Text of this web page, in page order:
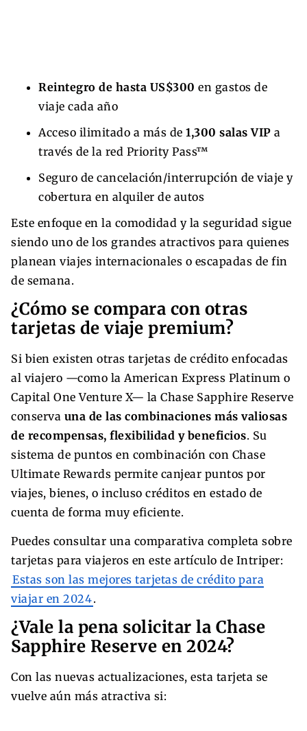
Reintegro de hasta US$300 en gastos de
viaje cada año
Acceso ilimitado a más de 1,300 salas VIP a
través de la red Priority Pass™
Seguro de cancelación/interrupción de viaje y
cobertura en alquiler de autos
Este enfoque en la comodidad y la seguridad sigue
siendo uno de los grandes atractivos para quienes
planean viajes internacionales o escapadas de fin
de semana.
¿Cómo se compara con otras
tarjetas de viaje premium?
Si bien existen otras tarjetas de crédito enfocadas
al viajero —como la American Express Platinum o
Capital One Venture X— la Chase Sapphire Reserve
conserva una de las combinaciones más valiosas
de recompensas, flexibilidad y beneficios. Su
sistema de puntos en combinación con Chase
Ultimate Rewards permite canjear puntos por
viajes, bienes, o incluso créditos en estado de
cuenta de forma muy eficiente.
Puedes consultar una comparativa completa sobre
tarjetas para viajeros en este artículo de Intriper:
Estas son las mejores tarjetas de crédito para
viajar en 2024.
¿Vale la pena solicitar la Chase
Sapphire Reserve en 2024?
Con las nuevas actualizaciones, esta tarjeta se
vuelve aún más atractiva si: